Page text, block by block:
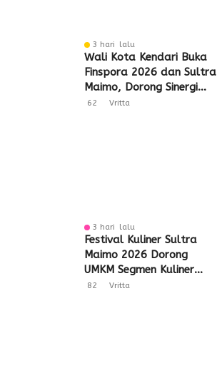
3 hari lalu
Wali Kota Kendari Buka
Finspora 2026 dan Sultra
Maimo, Dorong Sinergi
Industri Keuangan
62 Vritta
3 hari lalu
Festival Kuliner Sultra
Maimo 2026 Dorong
UMKM Segmen Kuliner
Perluas Akses Pasar
82 Vritta